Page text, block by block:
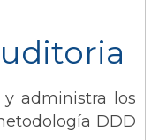
administra los
DDD